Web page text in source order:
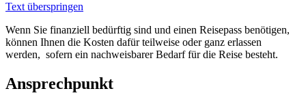
Text überspringen
Wenn Sie finanziell bedürftig sind und einen Reisepass benötigen,
können Ihnen die Kosten dafür teilweise oder ganz erlassen
werden, sofern ein nachweisbarer Bedarf für die Reise besteht.
Ansprechpunkt